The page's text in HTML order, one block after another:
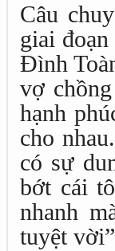
Câu
giai
Đình
vợ
hạnh
cho
có sự
bớt cái
nhanh
tuyệt